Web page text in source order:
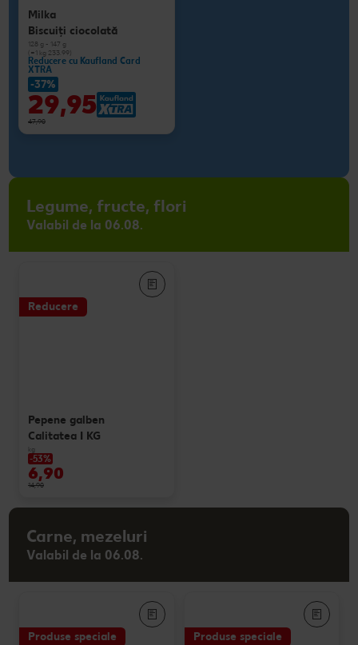
Milka
Biscuiţi ciocolată
128 g - 147 g
(=1 kg 233.99)
Reducere cu Kaufland Card
XTRA
-37%
29,95
47,90
Legume, fructe, flori
Valabil de la 06.08.
Reducere
Pepene galben
Calitatea I KG
kg
-53%
6,90
14,90
Carne, mezeluri
Valabil de la 06.08.
Produse speciale Produse speciale